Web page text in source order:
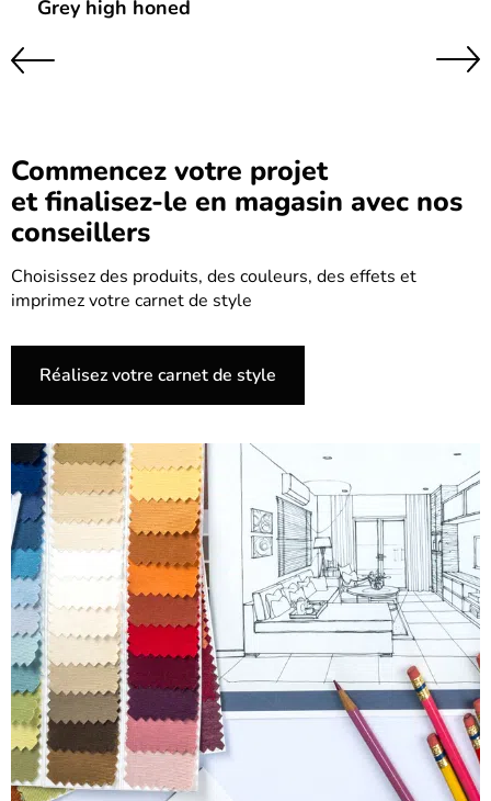
Grey high honed
Précédent Suivant
Commencez votre projet
et finalisez-le en magasin avec nos
conseillers
Choisissez des produits, des couleurs, des effets et
imprimez votre carnet de style
Réalisez votre carnet de style